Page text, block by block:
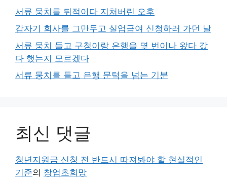
서류 뭉치를 뒤적이다 지쳐버린 오후
갑자기 회사를 그만두고 실업급여 신청하러 가던 날
서류 뭉치 들고 구청이랑 은행을 몇 번이나 왔다 갔
다 했는지 모르겠다
서류 뭉치를 들고 은행 문턱을 넘는 기분
최신 댓글
청년지원금 신청 전 반드시 따져봐야 할 현실적인
기준의 창업초희망